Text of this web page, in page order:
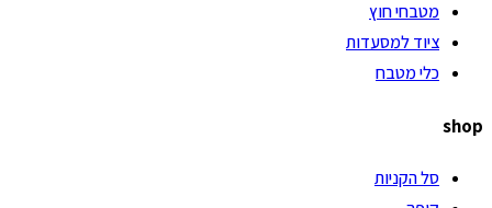
מטבחי חוץ
ציוד למסעדות
כלי מטבח
shop
סל הקניות